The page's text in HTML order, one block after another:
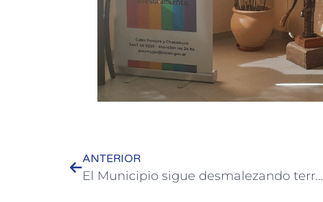
ANTERIOR
El Municipio sigue desmalezando terrenos baldíos